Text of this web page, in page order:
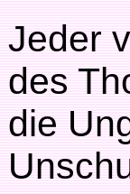
Jeder
des
die